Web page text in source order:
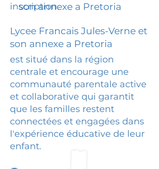
inscription.
son annexe a Pretoria
Lycee Francais Jules-Verne et
son annexe a Pretoria
est situé dans la région
centrale et encourage une
communauté parentale active
et collaborative qui garantit
que les familles restent
connectées et engagées dans
l'expérience éducative de leur
enfant.